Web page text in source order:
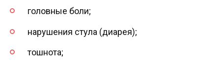
головные боли;
нарушения стула (диарея);
тошнота;